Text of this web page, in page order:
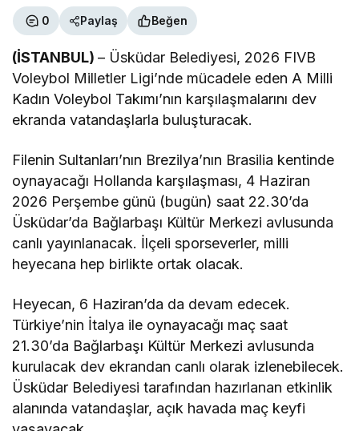
0 Paylaş Beğen
(İSTANBUL)– Üsküdar Belediyesi, 2026 FIVB
Voleybol Milletler Ligi’nde mücadele eden A Milli
Kadın Voleybol Takımı’nın karşılaşmalarını dev
ekranda vatandaşlarla buluşturacak.
Filenin Sultanları’nın Brezilya’nın Brasilia kentinde
oynayacağı Hollanda karşılaşması, 4 Haziran
2026 Perşembe günü (bugün) saat 22.30’da
Üsküdar’da Bağlarbaşı Kültür Merkezi avlusunda
canlı yayınlanacak. İlçeli sporseverler, milli
heyecana hep birlikte ortak olacak.
Heyecan, 6 Haziran’da da devam edecek.
Türkiye’nin İtalya ile oynayacağı maç saat
21.30’da Bağlarbaşı Kültür Merkezi avlusunda
kurulacak dev ekrandan canlı olarak izlenebilecek.
Üsküdar Belediyesi tarafından hazırlanan etkinlik
alanında vatandaşlar, açık havada maç keyfi